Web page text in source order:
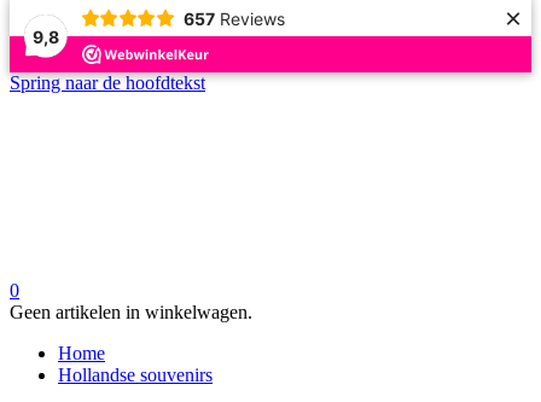
9,8
657 Reviews ×
Spring naar de hoofdtekst
0
Geen artikelen in winkelwagen.
Home
Hollandse souvenirs